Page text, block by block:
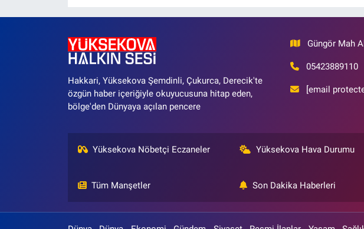
Hakkari, Yüksekova Şemdinli, Çukurca, Derecik'te
özgün haber içeriğiyle okuyucusuna hitap eden,
bölge'den Dünyaya açılan pencere
Güngör Mah
05423889110
[email
Yüksekova Nöbetçi Eczaneler Yüksekova Hava Durumu
Tüm Manşetler Son Dakika Haberleri